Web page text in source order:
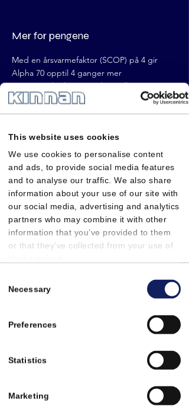
This website uses cookies
We use cookies to personalise content
and ads, to provide social media features
and to analyse our traffic. We also share
information about your use of our site with
our social media, advertising and analytics
partners who may combine it with other
information that you’ve provided to them
or that they’ve collected from your use of
Selection
Necessary
Preferences
Statistics
Marketing
Mer for pengene
Med en årsvarmefaktor (SCOP) på 4 gir
Alpha 70 opptil 4 ganger mer
varme per kWh enn tradisjonelle
elektriske varmeovner. Det betyr at for
hver krone brukt på strøm, får lokalet
for både budsjett og bunnlinje.
Finansiering
Gjennom samarbeid medGrenke Bank
tilbyr vi og våre installatører
finansiering i form av leasing for våre
industri varmepumper. Leasing gjør at
din bedrift kan optimalisere sitt
driftskapitalen med en høy
Når hallen benyttes til ballspill er det
sjeldent behov for mer enn 13-14 grader,